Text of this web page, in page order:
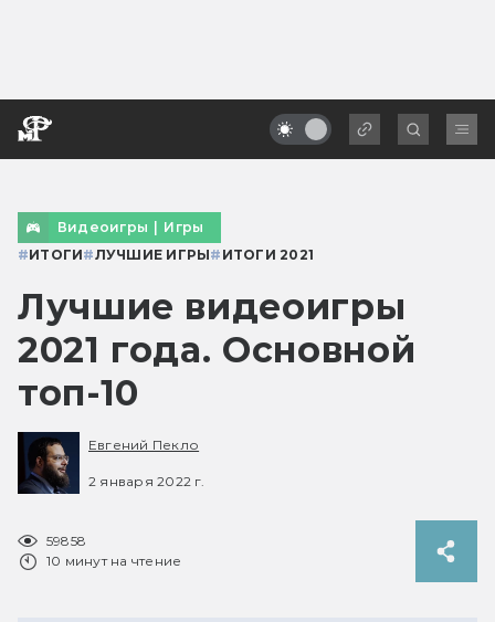
Видеоигры | Игры
#ИТОГИ#ЛУЧШИЕ ИГРЫ# ИТОГИ 2021
Лучшие видеоигры
2021 года. Основной
топ-10
Евгений Пекло
2 января 2022 г.
59858
10 минут на чтение